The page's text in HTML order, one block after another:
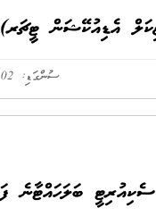
އެޑިއުކޭޝަން ޓީޗަރ)
ސުންގަޑި: 02 ޖުލައި 2026 13:00